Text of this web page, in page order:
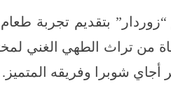
بتقديم تجربة
من تراث الطهي الغني
أجاي شوبرا وفريقه المتميز.